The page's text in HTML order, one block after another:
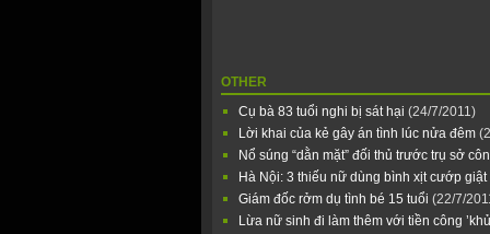
OTHER
Cụ bà 83 tuổi nghi bị sát hại (24/7/2011)
Lời khai của kẻ gây án tình lúc nửa đêm
Nổ súng “dằn mặt” đối thủ trước trụ sở
Hà Nội: 3 thiếu nữ dùng bình xịt cướp giật
Giám đốc rởm dụ tình bé 15 tuổi (22/7/
Lừa nữ sinh đi làm thêm với tiền công